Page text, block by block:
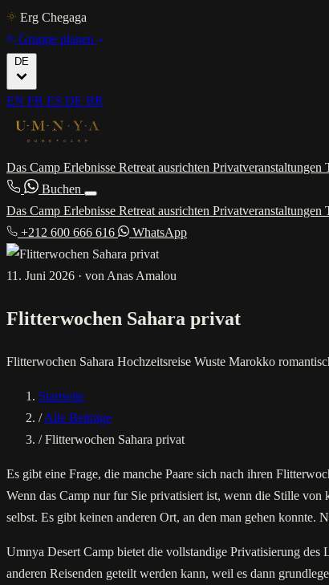
Erg Chegaga
Gruppe planen
DE
EN FR ES DE BR
Das Camp Erlebnisse Retreat ausrichten Privatveranstaltungen
Buchen
Das Camp Erlebnisse Retreat ausrichten Privatveranstaltungen
+212 600 666 616
WhatsApp
11. Juni 2026 · von Anas Amalou
Flitterwochen Sahara privat
Flitterwochen Sahara Hochzeitsreise Wuste Marokko
Startseite
/ Alle Beiträge
/ Flitterwochen Sahara privat
Es gibt eine Frage, die manche Paare sich nach ihren
Wenn das Camp nur fur Sie privatisiert ist, wenn die Stille von
selbst. Es gibt keinen anderen Ort, an den man gehen konnte.
Umnya Desert Camp bietet die vollstandige Privatisierung
anderen Reisenden geteilt werden kann, weil es dann